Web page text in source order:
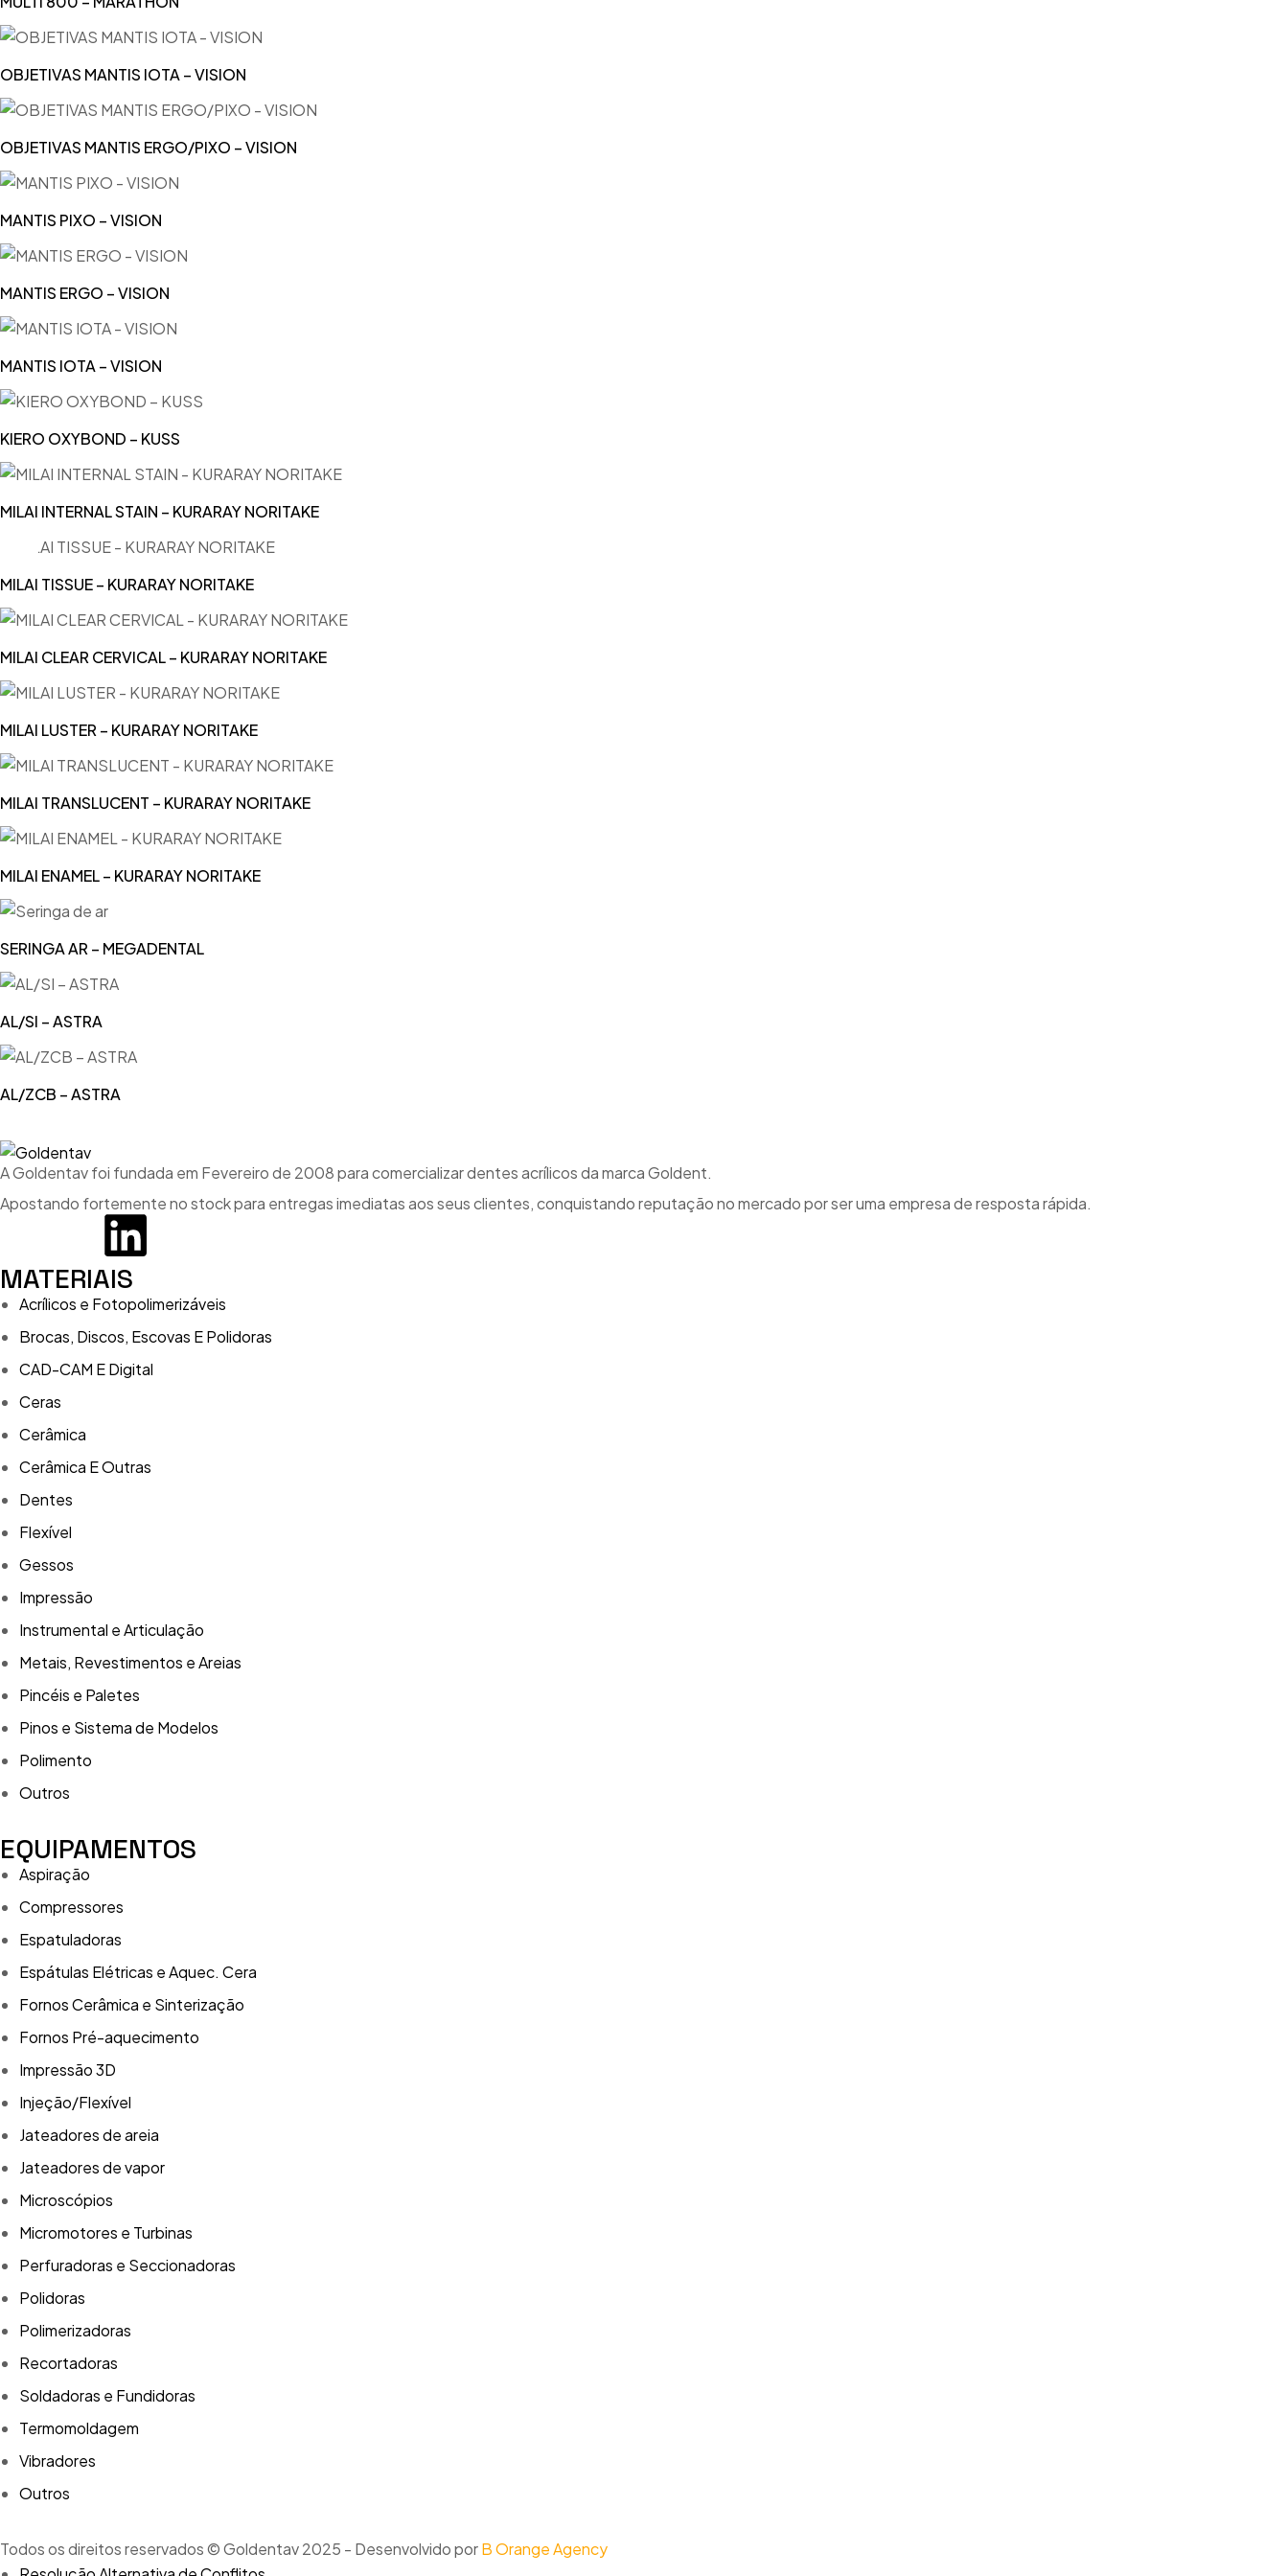
OBJETIVAS MANTIS IOTA – VISION
OBJETIVAS MANTIS ERGO/PIXO – VISION
MANTIS PIXO – VISION
MANTIS ERGO – VISION
MANTIS IOTA – VISION
KIERO OXYBOND – KUSS
MILAI INTERNAL STAIN – KURARAY NORITAKE
MILAI TISSUE – KURARAY NORITAKE
MILAI CLEAR CERVICAL – KURARAY NORITAKE
MILAI LUSTER – KURARAY NORITAKE
MILAI TRANSLUCENT – KURARAY NORITAKE
MILAI ENAMEL – KURARAY NORITAKE
SERINGA AR – MEGADENTAL
AL/SI – ASTRA
AL/ZCB – ASTRA
A Goldentav foi fundada em Fevereiro de 2008 para comercializar dentes acrílicos da marca Goldent.
Apostando fortemente no stock para entregas imediatas aos seus clientes, conquistando reputação no mercado por ser uma empresa de resposta rápida.
MATERIAIS
Acrílicos e Fotopolimerizáveis
Brocas, Discos, Escovas E Polidoras
CAD-CAM E Digital
Ceras
Cerâmica
Cerâmica E Outras
Dentes
Flexível
Gessos
Impressão
Instrumental e Articulação
Metais, Revestimentos e Areias
Pincéis e Paletes
Pinos e Sistema de Modelos
Polimento
Outros
EQUIPAMENTOS
Aspiração
Compressores
Espatuladoras
Espátulas Elétricas e Aquec. Cera
Fornos Cerâmica e Sinterização
Fornos Pré-aquecimento
Impressão 3D
Injeção/Flexível
Jateadores de areia
Jateadores de vapor
Microscópios
Micromotores e Turbinas
Perfuradoras e Seccionadoras
Polidoras
Polimerizadoras
Recortadoras
Soldadoras e Fundidoras
Termomoldagem
Vibradores
Outros
Todos os direitos reservados © Goldentav 2025 - Desenvolvido porB Orange Agency